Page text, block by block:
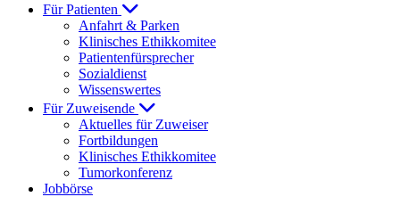
Für Patienten
Anfahrt & Parken
Klinisches Ethikkomitee
Patientenfürsprecher
Sozialdienst
Wissenswertes
Für Zuweisende
Aktuelles für Zuweiser
Fortbildungen
Klinisches Ethikkomitee
Tumorkonferenz
Jobbörse